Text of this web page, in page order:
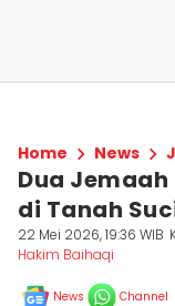
Home News
Dua
di Tanah
22 Mei 2026, 19:36 WIB
Hakim Baihaqi
News Channel